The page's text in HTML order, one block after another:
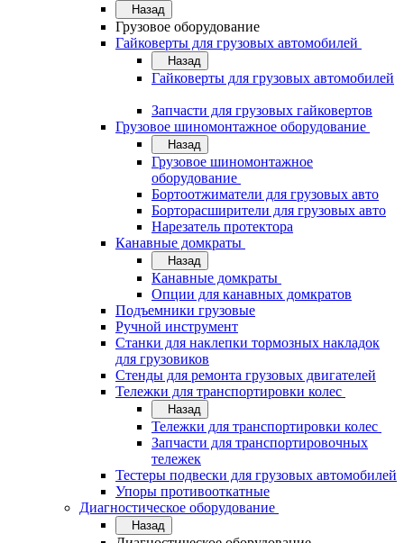
Назад
Грузовое оборудование
Гайковерты для грузовых автомобилей
Назад
Гайковерты для грузовых автомобилей
Запчасти для грузовых гайковертов
Грузовое шиномонтажное оборудование
Назад
Грузовое шиномонтажное
оборудование
Бортоотжиматели для грузовых авто
Борторасширители для грузовых авто
Нарезатель протектора
Канавные домкраты
Назад
Канавные домкраты
Опции для канавных домкратов
Подъемники грузовые
Ручной инструмент
Станки для наклепки тормозных накладок
для грузовиков
Стенды для ремонта грузовых двигателей
Тележки для транспортировки колес
Назад
Тележки для транспортировки колес
Запчасти для транспортировочных
тележек
Тестеры подвески для грузовых автомобилей
Упоры противооткатные
Диагностическое оборудование
Назад